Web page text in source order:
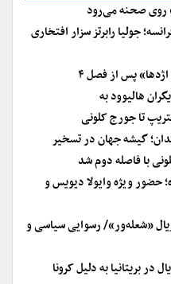
روی صحنه می‌رود
جولیا رابرتز سزار افتخاری
پس از فصل ۴
هالیوود به
تا جورج کلونی
گیشه جهان در تسخیر
با فاصله دوم شد
حضور ویژه وایولا دیویس و
«شعله‌ور»/ رسوایی سیاسی و
در بریتانیا به دلیل کرونا